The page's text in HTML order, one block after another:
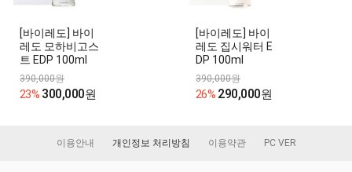
[바이레도] 바이
레도 모하비고스
트 EDP 100ml
390,000원
23% 300,000원
[바이레도] 바이
레도 집시워터 E
DP 100ml
390,000원
26% 290,000원
이용안내 개인정보 처리방침 이용약관 PC VER